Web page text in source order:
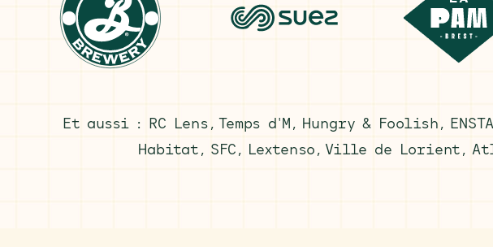
Et aussi : RC Lens, Temps d'M, Hungry & Foolish,
Habitat, SFC, Lextenso, Ville de Lorient,